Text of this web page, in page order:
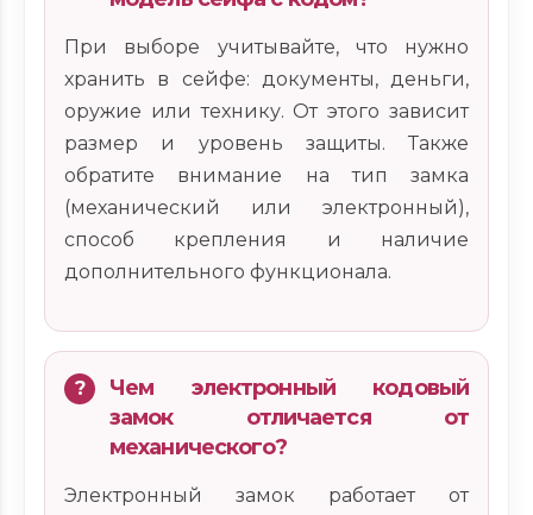
При выборе учитывайте, что нужно
хранить в сейфе: документы, деньги,
оружие или технику. От этого зависит
размер и уровень защиты. Также
обратите внимание на тип замка
(механический или электронный),
способ крепления и наличие
дополнительного функционала.
Чем электронный кодовый
замок отличается от
механического?
Электронный замок работает от